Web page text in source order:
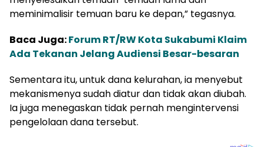
meminimalisir temuan baru ke depan,” tegasnya.
Baca Juga:Forum RT/RW Kota Sukabumi Klaim
Ada Tekanan Jelang Audiensi Besar-besaran
Sementara itu, untuk dana kelurahan, ia menyebut
mekanismenya sudah diatur dan tidak akan diubah.
Ia juga menegaskan tidak pernah mengintervensi
pengelolaan dana tersebut.